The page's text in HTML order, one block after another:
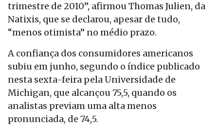
trimestre de 2010”, afirmou Thomas Julien, da
Natixis, que se declarou, apesar de tudo,
“menos otimista” no médio prazo.
A confiança dos consumidores americanos
subiu em junho, segundo o índice publicado
nesta sexta-feira pela Universidade de
Michigan, que alcançou 75,5, quando os
analistas previam uma alta menos
pronunciada, de 74,5.